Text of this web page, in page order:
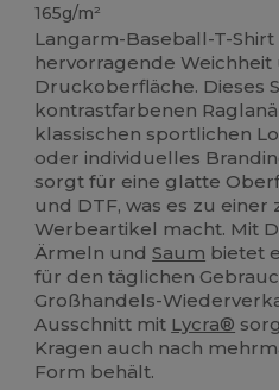
165g/m²
Langarm-Baseball-T-
hervorragende
Druckoberfläche. Dieses
kontrastfarbenen
klassischen sportlichen
oder individuelles
sorgt für eine glatte
und DTF, was es zu
Werbeartikel macht. Mit
Ärmeln undSaum bietet
für den täglichen
Großhandels-
Ausschnitt mit Lycra®
Kragen auch nach
Form behält.